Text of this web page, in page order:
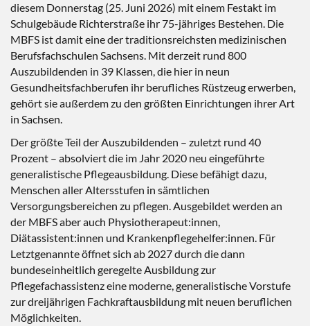
diesem Donnerstag (25. Juni 2026) mit einem Festakt im
Schulgebäude Richterstraße ihr 75-jähriges Bestehen. Die
MBFS ist damit eine der traditionsreichsten medizinischen
Berufsfachschulen Sachsens. Mit derzeit rund 800
Auszubildenden in 39 Klassen, die hier in neun
Gesundheitsfachberufen ihr berufliches Rüstzeug erwerben,
gehört sie außerdem zu den größten Einrichtungen ihrer Art
in Sachsen.
Der größte Teil der Auszubildenden – zuletzt rund 40
Prozent – absolviert die im Jahr 2020 neu eingeführte
generalistische Pflegeausbildung. Diese befähigt dazu,
Menschen aller Altersstufen in sämtlichen
Versorgungsbereichen zu pflegen. Ausgebildet werden an
der MBFS aber auch Physiotherapeut:innen,
Diätassistent:innen und Krankenpflegehelfer:innen. Für
Letztgenannte öffnet sich ab 2027 durch die dann
bundeseinheitlich geregelte Ausbildung zur
Pflegefachassistenz eine moderne, generalistische Vorstufe
zur dreijährigen Fachkraftausbildung mit neuen beruflichen
Möglichkeiten.